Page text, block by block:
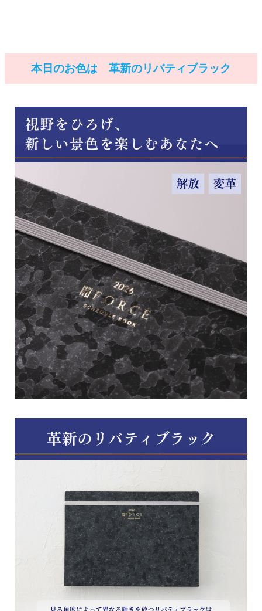
本日のお色は 革新のリバティブラック